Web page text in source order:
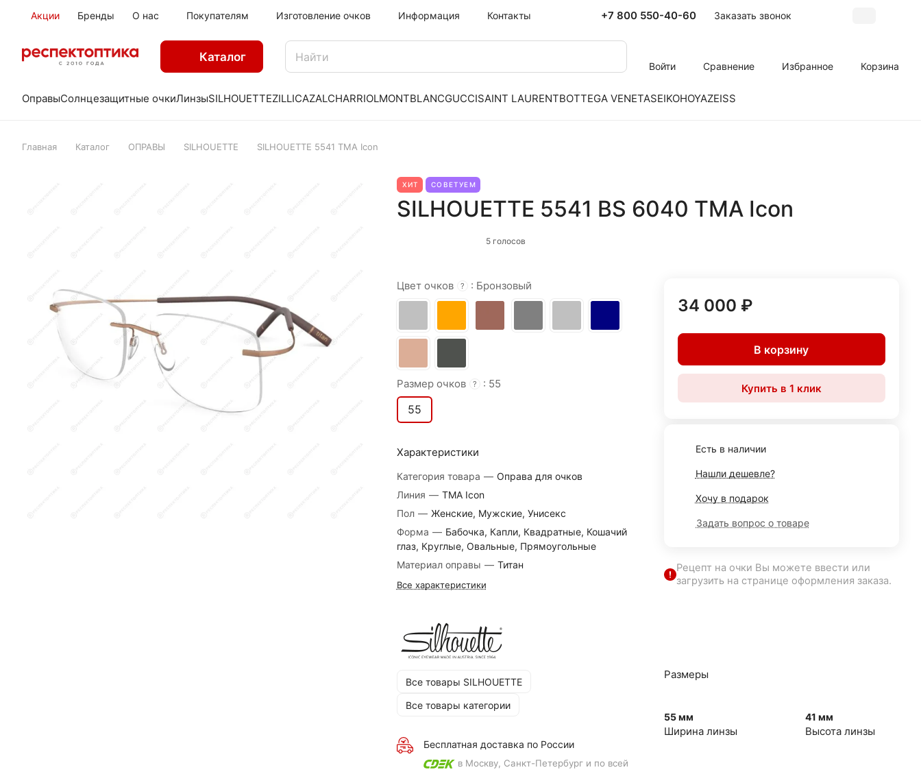
Акции Бренды О нас Покупателям Изготовление очков Информация Контакты +7 800 550-40-60 Заказать звонок
Каталог
Войти Сравнение Избранное Корзина
ОправыСолнцезащитные очкиЛинзыSILHOUETTEZILLICAZALCHARRIOLMONTBLANCGUCCISAINT LAURENTBOTTEGA VENETASEIKOHOYAZEISS
Главная Каталог ОПРАВЫ SILHOUETTE SILHOUETTE 5541 TMA Icon
ХИТ СОВЕТУЕМ
SILHOUETTE 5541 BS 6040 TMA Icon
5 голосов
Цвет очков ? : Бронзовый
Размер очков ? : 55
55
Характеристики
Категория товара — Оправа для очков
Линия — TMA Icon
Пол — Женские, Мужские, Унисекс
Форма — Бабочка, Капли, Квадратные, Кошачий
глаз, Круглые, Овальные, Прямоугольные
Материал оправы — Титан
Все характеристики
Все товары SILHOUETTE
Все товары категории
Бесплатная доставка по России
в Москву, Санкт-Петербург и по всей
34 000 ₽
В корзину
Купить в 1 клик
Есть в наличии
Нашли дешевле?
Хочу в подарок
Задать вопрос о товаре
Рецепт на очки Вы можете ввести или
загрузить на странице оформления заказа.
Размеры
55 мм
Ширина линзы
41 мм
Высота линзы